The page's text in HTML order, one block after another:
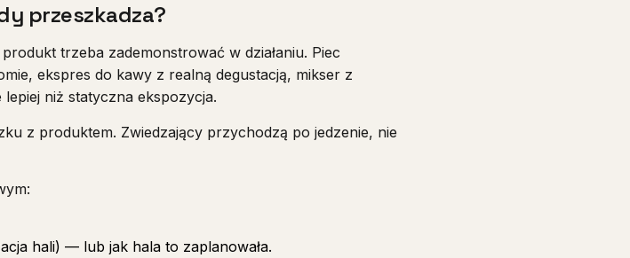
przeszkadza?
trzeba zademonstrować w działaniu. Piec
ekspres do kawy z realną degustacją, mikser z
niż statyczna ekspozycja.
z produktem. Zwiedzający przychodzą po jedzenie, nie
hali) — lub jak hala to zaplanowała.